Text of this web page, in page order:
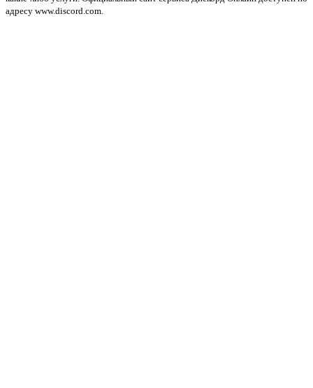
адресу www.discord.com.